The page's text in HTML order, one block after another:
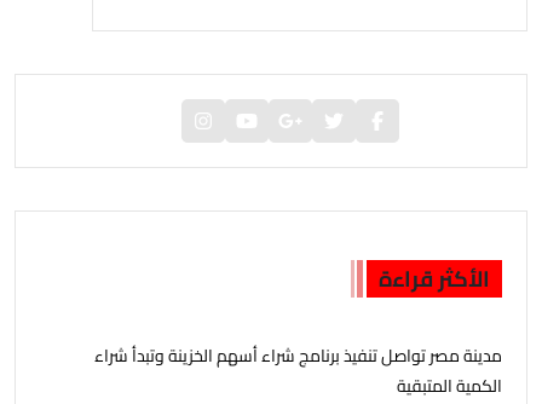
الأكثر قراءة
مدينة مصر تواصل تنفيذ برنامج شراء أسهم الخزينة وتبدأ شراء
الكمية المتبقية